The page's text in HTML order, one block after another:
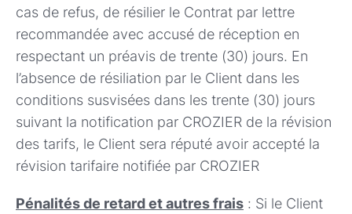
cas de refus, de résilier le Contrat par lettre
recommandée avec accusé de réception en
respectant un préavis de trente (30) jours. En
l’absence de résiliation par le Client dans les
conditions susvisées dans les trente (30) jours
suivant la notification par CROZIER de la révision
des tarifs, le Client sera réputé avoir accepté la
révision tarifaire notifiée par CROZIER
Pénalités de retard et autres frais : Si le Client